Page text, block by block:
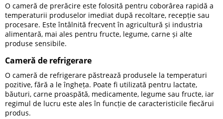
O cameră de prerăcire este folosită pentru coborârea rapidă a
temperaturii produselor imediat după recoltare, recepție sau
procesare. Este întâlnită frecvent în agricultură și industria
alimentară, mai ales pentru fructe, legume, carne și alte
produse sensibile.
Cameră de refrigerare
O cameră de refrigerare păstrează produsele la temperaturi
pozitive, fără a le îngheța. Poate fi utilizată pentru lactate,
băuturi, carne proaspătă, medicamente, legume sau fructe, iar
regimul de lucru este ales în funcție de caracteristicile fiecărui
produs.